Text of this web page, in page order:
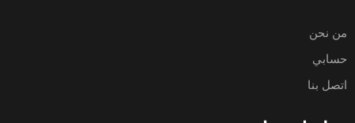
من نحن
حسابي
اتصل بنا